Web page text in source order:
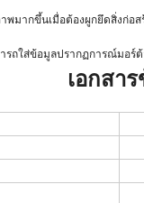
พมากขึ้นเมื่อต้องผูกยึดสิ่งก่อส
รถใส่ข้อมูลปรากฏการณ์มอร์
เอกสา